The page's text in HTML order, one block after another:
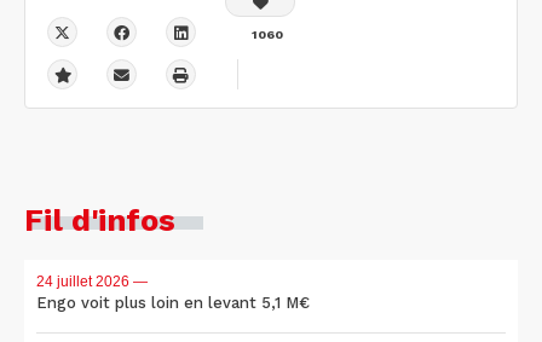
1060
Fil d'infos
24 juillet 2026 —
Engo voit plus loin en levant 5,1 M€